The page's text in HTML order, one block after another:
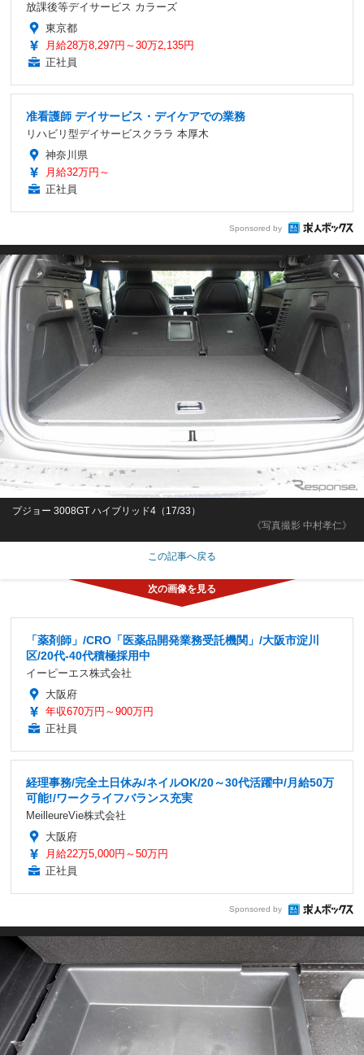
放課後等デイサービス カラーズ
東京都
月給28万8,297円～30万2,135円
正社員
准看護師 デイサービス・デイケアでの業務
リハビリ型デイサービスクララ 本厚木
神奈川県
月給32万円～
正社員
Sponsored by
《写真撮影 中村孝仁》
プジョー 3008GT ハイブリッド4（17/33）
この記事へ戻る
「薬剤師」/CRO「医薬品開発業務受託機関」/大阪市淀川
区/20代-40代積極採用中
イーピーエス株式会社
大阪府
年収670万円～900万円
正社員
経理事務/完全土日休み/ネイルOK/20～30代活躍中/月給50万
可能!/ワークライフバランス充実
MeilleureVie株式会社
大阪府
月給22万5,000円～50万円
正社員
Sponsored by